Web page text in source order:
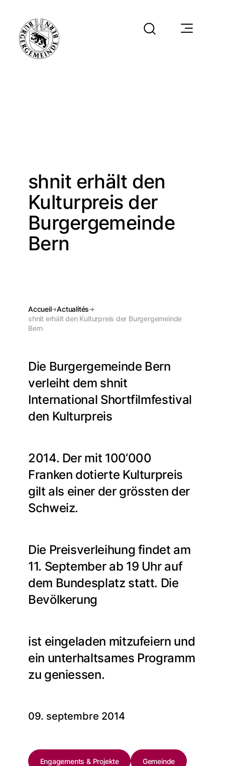
shnit erhält den
Kulturpreis der
Burgergemeinde
Bern
Accueil
Actualités
shnit erhält den Kulturpreis der Burgergemeinde
Bern
Die Burgergemeinde Bern
verleiht dem shnit
International Shortfilmfestival
den Kulturpreis
2014. Der mit 100‘000
Franken dotierte Kulturpreis
gilt als einer der grössten der
Schweiz.
Die Preisverleihung findet am
11. September ab 19 Uhr auf
dem Bundesplatz statt. Die
Bevölkerung
ist eingeladen mitzufeiern und
ein unterhaltsames Programm
zu geniessen.
09. septembre 2014
Engagements & Projekte Gemeinde